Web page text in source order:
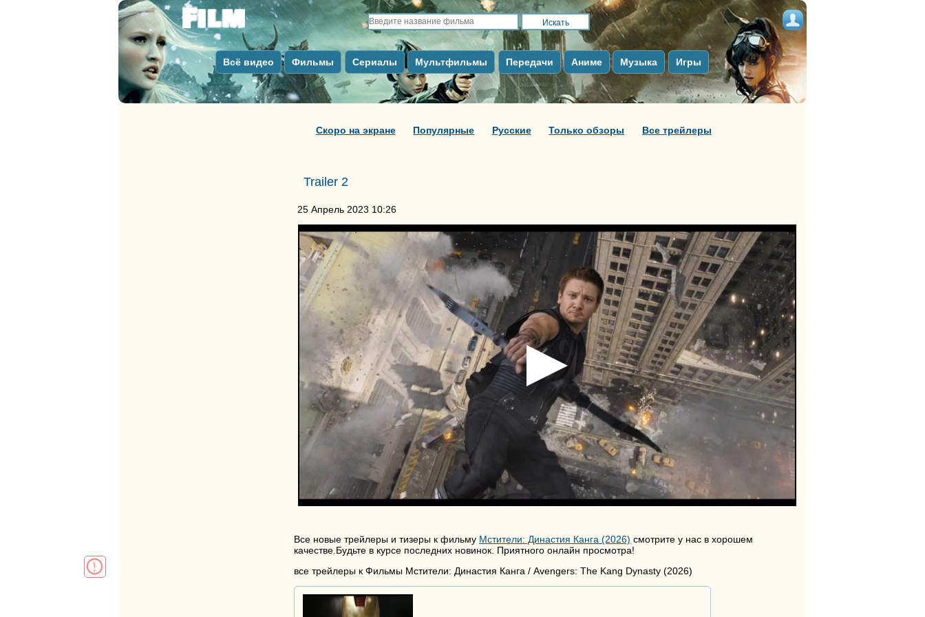
Всё видео Фильмы Сериалы Мультфильмы Передачи Аниме Музыка Игры
Скоро на экране Популярные Русские Только обзоры Все трейлеры
Trailer 2
25 Апрель 2023 10:26
Все новые трейлеры и тизеры к фильму Мстители: Династия Канга (2026) смотрите у нас в хорошем
качестве.Будьте в курсе последних новинок. Приятного онлайн просмотра!
все трейлеры к Фильмы Мстители: Династия Канга / Avengers: The Kang Dynasty (2026)